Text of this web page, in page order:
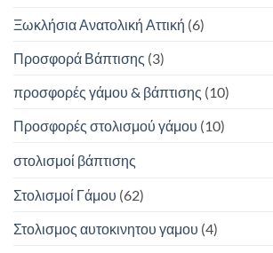
Ξωκλήσια Ανατολική Αττική (6)
Προσφορά Βάπτισης (3)
προσφορές γάμου & βάπτισης (10)
Προσφορές στολισμού γάμου (10)
στολισμοί βάπτισης
Στολισμοί Γάμου (62)
Στολισμος αυτοκινητου γαμου (4)